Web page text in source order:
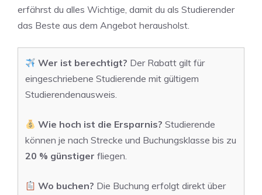
erfährst du alles Wichtige, damit du als Studierender
das Beste aus dem Angebot herausholst.
Wer ist berechtigt? Der Rabatt gilt für
eingeschriebene Studierende mit gültigem
Studierendenausweis.
Wie hoch ist die Ersparnis? Studierende
können je nach Strecke und Buchungsklasse bis zu
20 % günstiger fliegen.
Wo buchen? Die Buchung erfolgt direkt über